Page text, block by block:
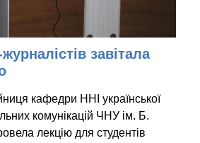
завітала
кафедри ННІ української
комунікацій ЧНУ ім. Б.
лекцію для студентів